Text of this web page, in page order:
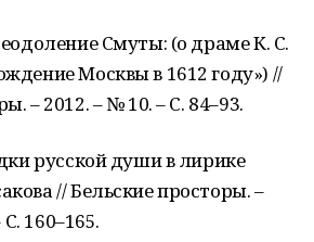
Смуты: (о драме К. С.
Москвы в 1612 году») //
– 2012. – № 10. – С. 84–93.
русской души в лирике
// Бельские просторы. –
160–165.